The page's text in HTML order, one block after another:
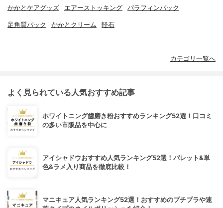
かかとケアグッズ エアーストッキング パラフィンパック
足角質パック かかとクリーム 軽石
カテゴリ一覧へ
よく見られている人気おすすめ記事
ホワイトニング歯磨き粉おすすめランキング52選！口コミ
の多い市販品を中心に
アイシャドウおすすめ人気ランキング52選！パレット&単
色&ラメ入り商品を徹底比較！
マニキュア人気ランキング52選！おすすめのプチプラや速